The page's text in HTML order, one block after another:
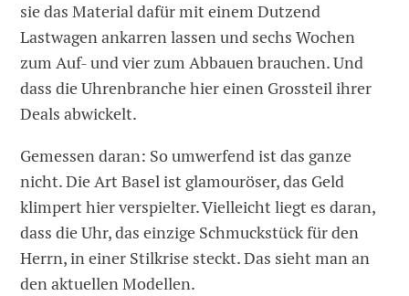
sie das Material dafür mit einem Dutzend
Lastwagen ankarren lassen und sechs Wochen
zum Auf- und vier zum Abbauen brauchen. Und
dass die Uhrenbranche hier einen Grossteil ihrer
Deals abwickelt.
Gemessen daran: So umwerfend ist das ganze
nicht. Die Art Basel ist glamouröser, das Geld
klimpert hier verspielter. Vielleicht liegt es daran,
dass die Uhr, das einzige Schmuckstück für den
Herrn, in einer Stilkrise steckt. Das sieht man an
den aktuellen Modellen.